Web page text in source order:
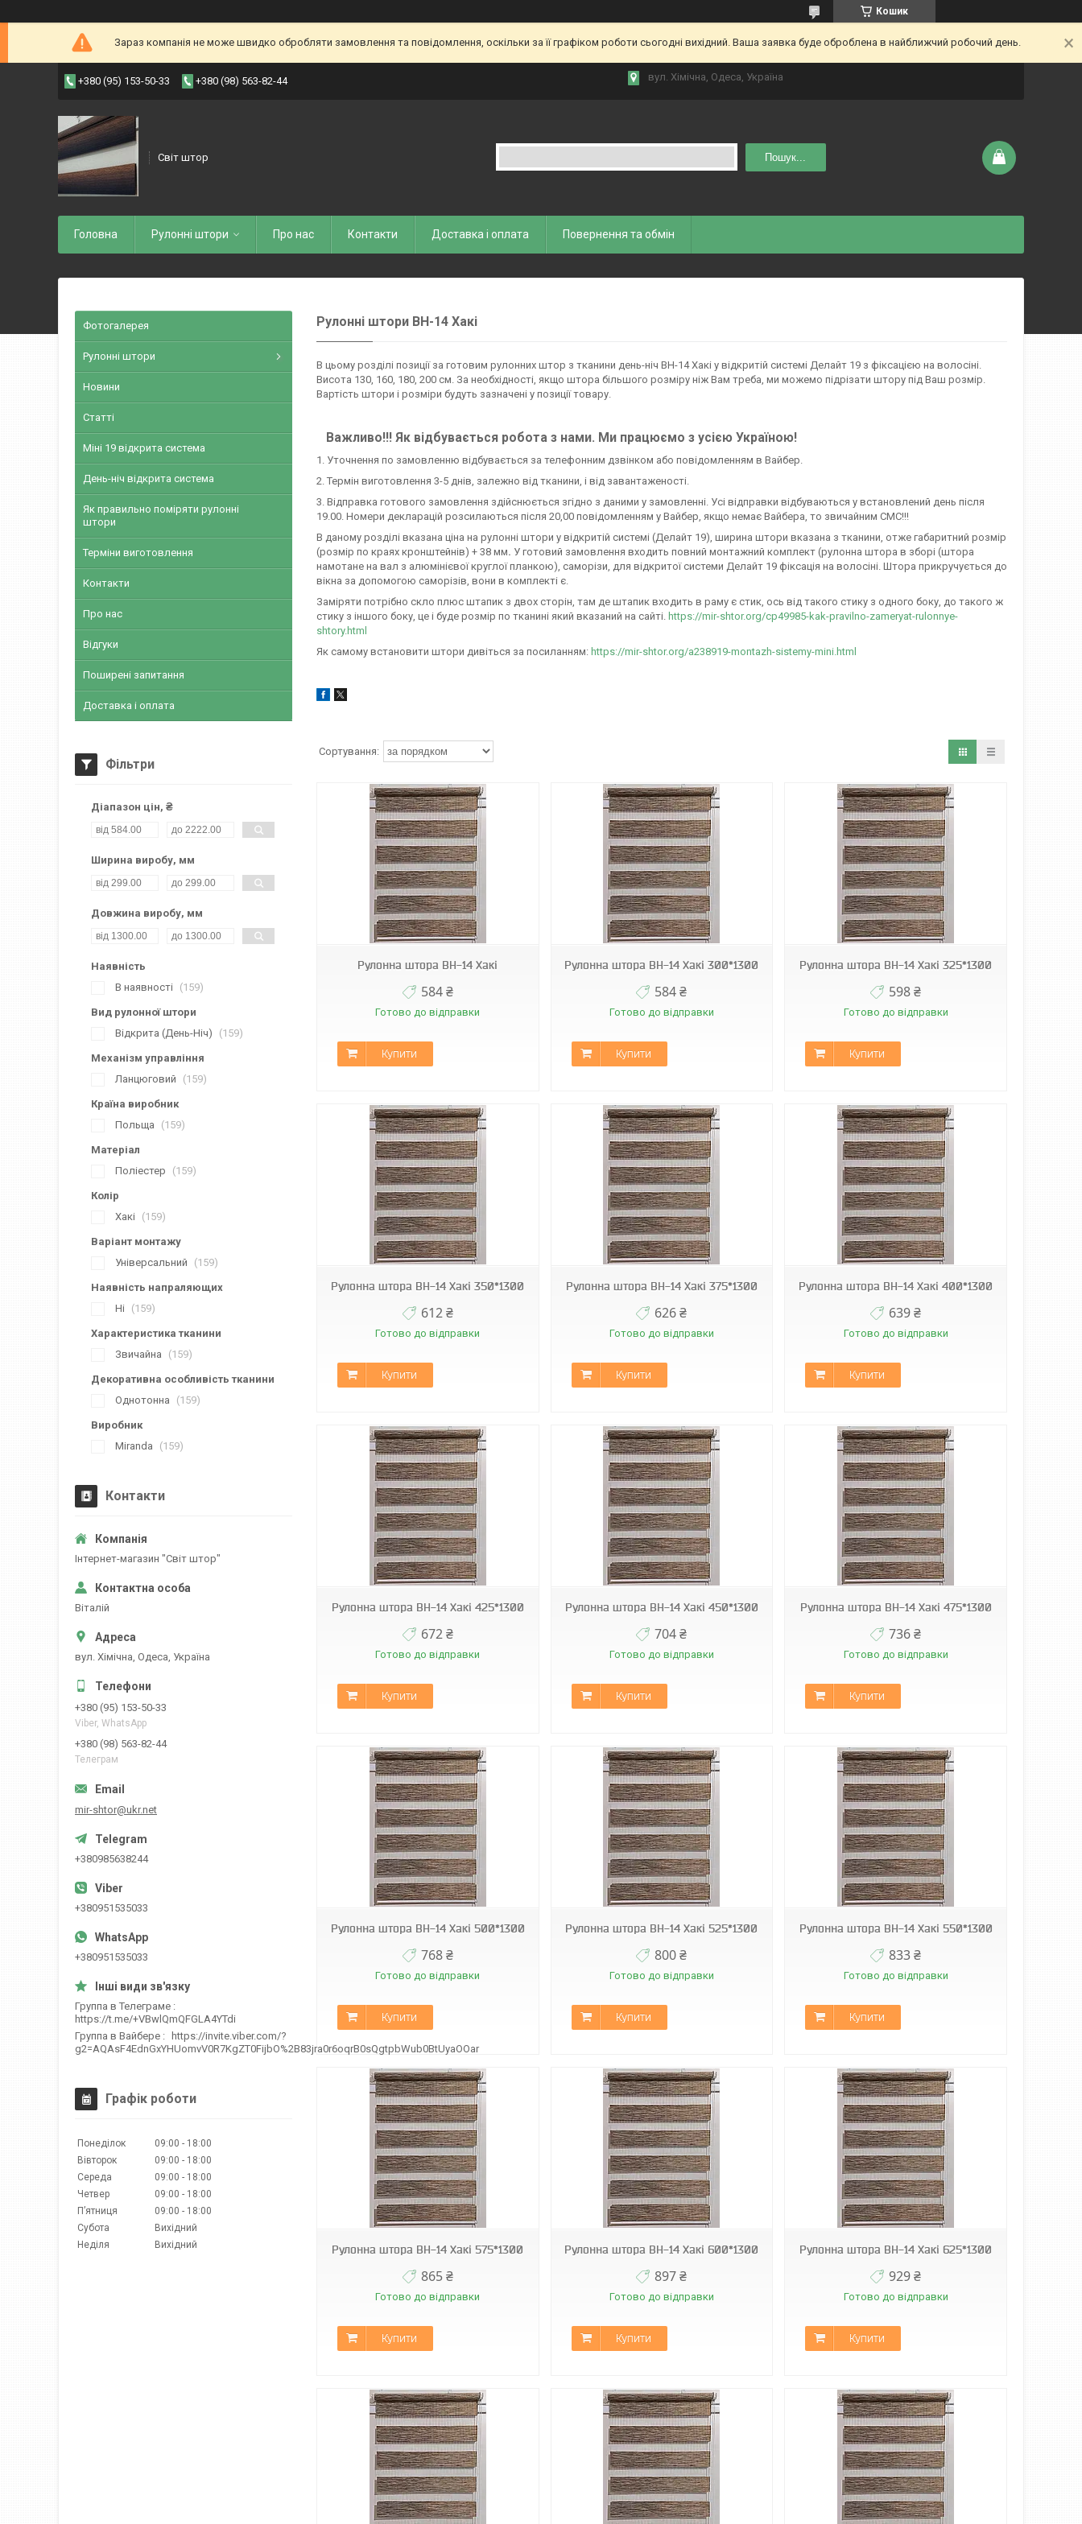
Кошик
Зараз компанія не може швидко обробляти замовлення та повідомлення, оскільки за її графіком роботи сьогодні вихідний. Ваша заявка буде оброблена в найближчий робочий день.
+380 (95) 153-50-33 +380 (98) 563-82-44 вул. Хiмiчна, Одеса, Україна
Світ штор Пошук...
Головна Рулоннi штори Про нас Контакти Доставка і оплата Повернення та обмiн
Рулонні штори ВН-14 Хакі
В цьому розділі позиції за готовим рулонних штор з тканини день-ніч ВН-14 Хакі у відкритій системі Делайт 19 з фіксацією на волосіні.
Висота 130, 160, 180, 200 см. За необхідності, якщо штора більшого розміру ніж Вам треба, ми можемо підрізати штору під Ваш розмір.
Вартість штори і розміри будуть зазначені у позиції товару.
Важливо!!! Як відбувається робота з нами. Ми працюємо з усією Україною!
1. Уточнення по замовленню відбувається за телефонним дзвінком або повідомленням в Вайбер.
2. Термін виготовлення 3-5 днів, залежно від тканини, і від завантаженості.
3. Відправка готового замовлення здійснюється згідно з даними у замовленні. Усі відправки відбуваються у встановлений день після
19.00. Номери декларацій розсилаються після 20,00 повідомленням у Вайбер, якщо немає Вайбера, то звичайним СМС!!!
В даному розділі вказана ціна на рулонні штори у відкритій системі (Делайт 19), ширина штори вказана з тканини, отже габаритний розмір
(розмір по краях кронштейнів) + 38 мм. У готовий замовлення входить повний монтажний комплект (рулонна штора в зборі (штора
намотане на вал з алюмінієвої круглої планкою), саморізи, для відкритої системи Делайт 19 фіксація на волосіні. Штора прикручується до
вікна за допомогою саморізів, вони в комплекті є.
Заміряти потрібно скло плюс штапик з двох сторін, там де штапик входить в раму є стик, ось від такого стику з одного боку, до такого ж
стику з іншого боку, це і буде розмір по тканині який вказаний на сайті. https://mir-shtor.org/cp49985-kak-pravilno-zameryat-rulonnye-
shtory.html
Як самому встановити штори дивіться за посиланням: https://mir-shtor.org/a238919-montazh-sistemy-mini.html
ВН-14
Рулонна штора ВН-14 Хакі
584 ₴
Готово до відправки
Купити
ВН-14
Рулонна штора ВН-14 Хакі 300*1300
584 ₴
Готово до відправки
Купити
ВН-14
Рулонна штора ВН-14 Хакі 325*1300
598 ₴
Готово до відправки
Купити
Рулонна штора ВН-14 Хакі 350*1300
612 ₴
Готово до відправки
Купити
ВН-14
Рулонна штора ВН-14 Хакі 375*1300
626 ₴
Готово до відправки
Купити
ВН-14
Рулонна штора ВН-14 Хакі 400*1300
639 ₴
Готово до відправки
Купити
ВН-14
Рулонна штора ВН-14 Хакі 425*1300
672 ₴
Готово до відправки
Купити
ВН-14
Рулонна штора ВН-14 Хакі 450*1300
704 ₴
Готово до відправки
Купити
ВН-14
Рулонна штора ВН-14 Хакі 475*1300
736 ₴
Готово до відправки
Купити
Рулонна штора ВН-14 Хакі 500*1300
768 ₴
Готово до відправки
Купити
ВН-14
Рулонна штора ВН-14 Хакі 525*1300
800 ₴
Готово до відправки
Купити
ВН-14
Рулонна штора ВН-14 Хакі 550*1300
833 ₴
Готово до відправки
Купити
Рулонна штора ВН-14 Хакі 575*1300
865 ₴
Готово до відправки
Купити
ВН-14
Рулонна штора ВН-14 Хакі 600*1300
897 ₴
Готово до відправки
Купити
ВН-14
Рулонна штора ВН-14 Хакі 625*1300
929 ₴
Готово до відправки
Купити
ВН-14 ВН-14
Фотогалерея
Рулонні штори
Новини
Статті
Міні 19 відкрита система
День-ніч відкрита система
Як правильно поміряти рулонні
штори
Терміни виготовлення
Контакти
Про нас
Відгуки
Поширені запитання
Доставка і оплата
Фільтри
Діапазон цін, ₴
Ширина виробу, мм
Довжина виробу, мм
Наявність
В наявності
159
Вид рулонної штори
Відкрита (День-Ніч)
159
Механізм управління
Ланцюговий
159
Країна виробник
Польща
159
Матеріал
Поліестер
159
Колір
Хакі
159
Варіант монтажу
Універсальний
159
Наявність напраляющих
Ні
159
Характеристика тканини
Звичайна
159
Декоративна особливість тканини
Однотонна
159
Виробник
Miranda
159
Контакти
Iнтернет-магазин "Свiт штор"
Вiталiй
вул. Хiмiчна, Одеса, Україна
+380 (95) 153-50-33
Viber, WhatsApp
+380 (98) 563-82-44
Телеграм
mir-shtor@ukr.net
+380985638244
+380951535033
+380951535033
Группа в Телеграме
https://t.me/+VBwlQmQFGLA4YTdi
Группа в Вайбере
https://invite.viber.com/?
g2=AQAsF4EdnGxYHUomvV0R7KgZT0FijbO%2B83jra0r6oqrB0sQgtpbWub0BtUyaOOar
Графік роботи
Понеділок 09:00
18:00
Вівторок
09:00
18:00
Середа
09:00
18:00
Четвер
09:00
18:00
Пʼятниця
09:00
18:00
Субота
Вихідний
Неділя
Вихідний